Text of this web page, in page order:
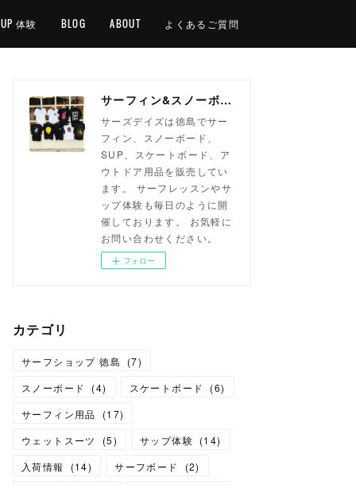
体験 BLOG ABOUT よくあるご質問
サーフィン&スノーボードショップ サーズデイズ徳島
サーズデイズは徳島でサー
フィン、スノーボード、
SUP、スケートボード、ア
ウトドア用品を販売してい
ます。 サーフレッスンやサ
ップ体験も毎日のように開
催しております。 お気軽に
お問い合わせください。
フォロー
カテゴリ
サーフショップ 徳島 (7)
スノーボード
(4) スケートボード (6)
サーフィン用品
(17)
ウェットスーツ
(5) サップ体験 (14)
入荷情報
(14) サーフボード (2)